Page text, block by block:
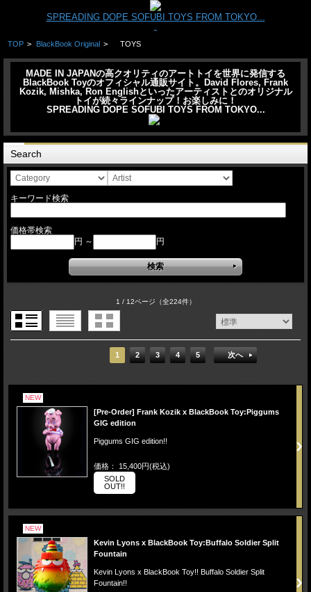
SPREADING DOPE SOFUBI TOYS FROM TOKYO...
TOP > BlackBook Original > TOYS
MADE IN JAPANの高クオリティのアートトイを世界に発信する
BlackBook Toyのオフィシャル通販サイト。David Flores, Frank
Kozik, Mishka, Ron Englishといったアーティストとのオリジナル
トイが続々ラインナップ！お楽しみに！
SPREADING DOPE SOFUBI TOYS FROM TOKYO...
Search
キーワード検索
価格帯検索
円 ～
円
1 / 12ページ（全224件）
1 2 3 4 5 次へ
NEW
[Pre-Order] Frank Kozik x BlackBook Toy:Piggums
GIG edition
Piggums GIG edition!!
価格： 15,400円(税込)
SOLD
OUT!!
NEW
Kevin Lyons x BlackBook Toy:Buffalo Soldier Split
Fountain
Kevin Lyons x BlackBook Toy!! Buffalo Soldier Split
Fountain!!